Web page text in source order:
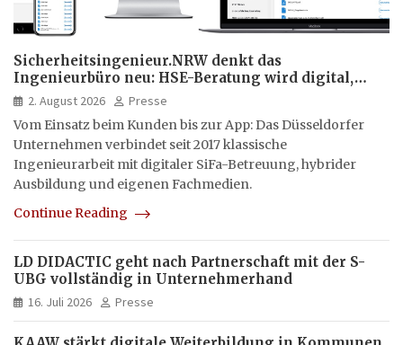
Sicherheitsingenieur.NRW denkt das
Ingenieurbüro neu: HSE-Beratung wird digital,
hybrid und multimedial
2. August 2026
Presse
Vom Einsatz beim Kunden bis zur App: Das Düsseldorfer
Unternehmen verbindet seit 2017 klassische
Ingenieurarbeit mit digitaler SiFa-Betreuung, hybrider
Ausbildung und eigenen Fachmedien.
Continue Reading
LD DIDACTIC geht nach Partnerschaft mit der S-
UBG vollständig in Unternehmerhand
16. Juli 2026 Presse